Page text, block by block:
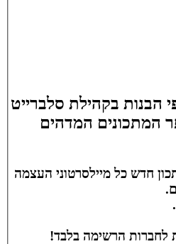
הבנות בקהילת סלברייט
המתכונים המדהים
חדש כל מיילסרטוני העצמה
לחברות הרשימה בלבד!